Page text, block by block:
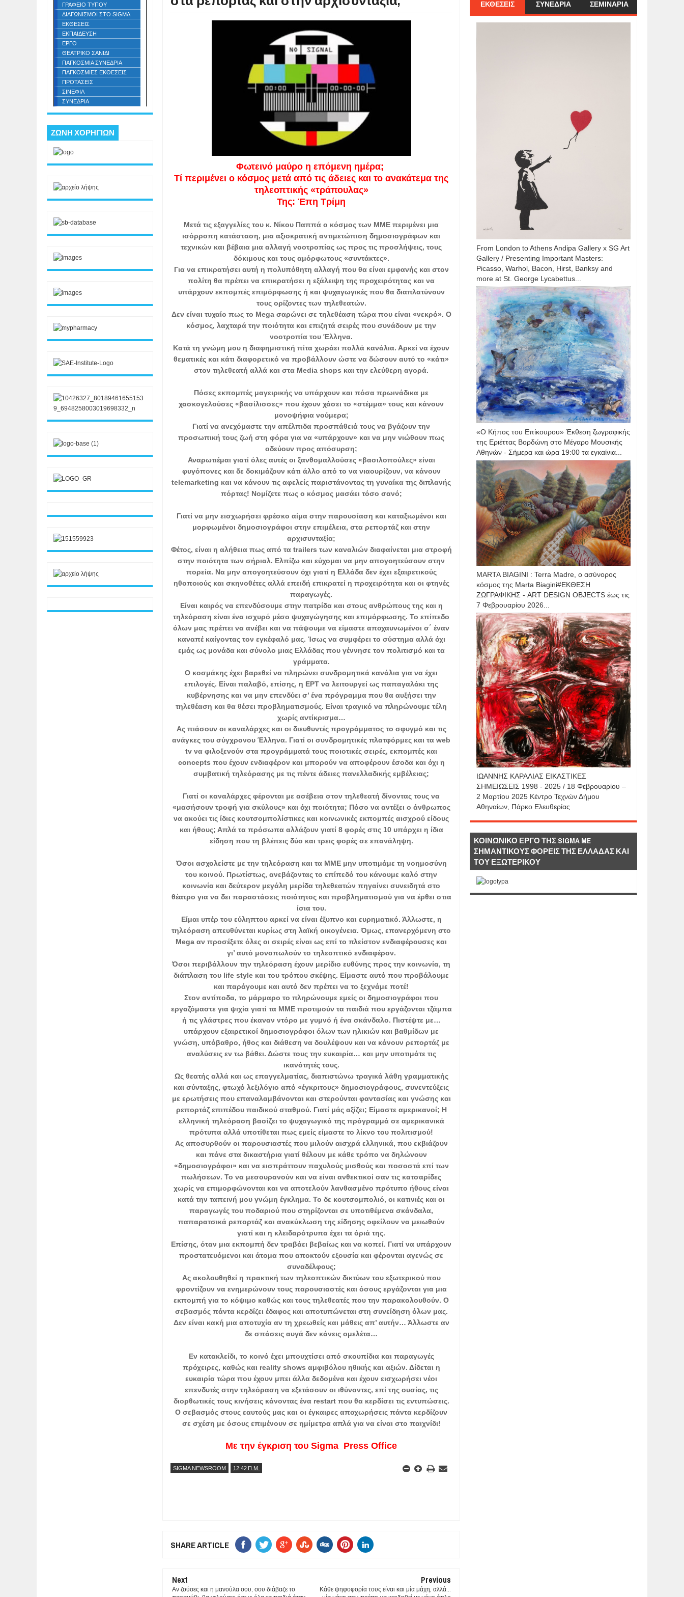
Φωτεινό μαύρο η επόμενη ημέρα;
Τί περιμένει ο κόσμος μετά από τις άδειες και το ανακάτεμα της
τηλεοπτικής «τράπουλας»
Της: Έπη Τρίμη
Μετά τις εξαγγελίες του κ. Νίκου Παππά ο κόσμος των ΜΜΕ περιμένει μια
ισόρροπη κατάσταση, μια αξιοκρατική αντιμετώπιση δημοσιογράφων και
τεχνικών και βέβαια μια αλλαγή νοοτροπίας ως προς τις προσλήψεις, τους
δόκιμους και τους αμόρφωτους «συντάκτες».
Για να επικρατήσει αυτή η πολυπόθητη αλλαγή που θα είναι εμφανής και στον
πολίτη θα πρέπει να επικρατήσει η εξάλειψη της προχειρότητας και να
υπάρχουν εκπομπές επιμόρφωσης ή και ψυχαγωγικές που θα διαπλατύνουν
τους ορίζοντες των τηλεθεατών.
Δεν είναι τυχαίο πως το Mega σαρώνει σε τηλεθέαση τώρα που είναι «νεκρό». Ο
κόσμος, λαχταρά την ποιότητα και επιζητά σειρές που συνάδουν με την
νοοτροπία του Έλληνα.
Κατά τη γνώμη μου η διαφημιστική πίτα χωράει πολλά κανάλια. Αρκεί να έχουν
θεματικές και κάτι διαφορετικό να προβάλλουν ώστε να δώσουν αυτό το «κάτι»
στον τηλεθεατή αλλά και στα Media shops και την ελεύθερη αγορά.
Πόσες εκπομπές μαγειρικής να υπάρχουν και πόσα πρωινάδικα με
χασκογελούσες «βασίλισσες» που έχουν χάσει το «στέμμα» τους και κάνουν
μονοψήφια νούμερα;
Γιατί να ανεχόμαστε την απέλπιδα προσπάθειά τους να βγάζουν την
προσωπική τους ζωή στη φόρα για να «υπάρχουν» και να μην νιώθουν πως
οδεύουν προς απόσυρση;
Αναρωτιέμαι γιατί όλες αυτές οι ξανθομαλλούσες «βασιλοπούλες» είναι
φυγόπονες και δε δοκιμάζουν κάτι άλλο από το να νιαουρίζουν, να κάνουν
telemarketing και να κάνουν τις αφελείς παριστάνοντας τη γυναίκα της διπλανής
πόρτας! Νομίζετε πως ο κόσμος μασάει τόσο σανό;
Γιατί να μην εισχωρήσει φρέσκο αίμα στην παρουσίαση και καταξιωμένοι και
μορφωμένοι δημοσιογράφοι στην επιμέλεια, στα ρεπορτάζ και στην
αρχισυνταξία;
Φέτος, είναι η αλήθεια πως από τα trailers των καναλιών διαφαίνεται μια στροφή
στην ποιότητα των σήριαλ. Ελπίζω και εύχομαι να μην απογοητεύσουν στην
πορεία. Να μην απογοητεύσουν όχι γιατί η Ελλάδα δεν έχει εξαιρετικούς
ηθοποιούς και σκηνοθέτες αλλά επειδή επικρατεί η προχειρότητα και οι φτηνές
παραγωγές.
Είναι καιρός να επενδύσουμε στην πατρίδα και στους ανθρώπους της και η
τηλεόραση είναι ένα ισχυρό μέσο ψυχαγώγησης και επιμόρφωσης. Το επίπεδο
όλων μας πρέπει να ανέβει και να πάψουμε να είμαστε αποχαυνωμένοι σ΄ έναν
καναπέ καίγοντας τον εγκέφαλό μας. Ίσως να συμφέρει το σύστημα αλλά όχι
εμάς ως μονάδα και σύνολο μιας Ελλάδας που γέννησε τον πολιτισμό και τα
γράμματα.
Ο κοσμάκης έχει βαρεθεί να πληρώνει συνδρομητικά κανάλια για να έχει
επιλογές. Είναι παλαβό, επίσης, η ΕΡΤ να λειτουργεί ως παπαγαλάκι της
κυβέρνησης και να μην επενδύει σ’ ένα πρόγραμμα που θα αυξήσει την
τηλεθέαση και θα θέσει προβληματισμούς. Είναι τραγικό να πληρώνουμε τέλη
χωρίς αντίκρισμα…
Ας πιάσουν οι καναλάρχες και οι διευθυντές προγράμματος το σφυγμό και τις
ανάγκες του σύγχρονου Έλληνα. Γιατί οι συνδρομητικές πλατφόρμες και τα web
tv να φιλοξενούν στα προγράμματά τους ποιοτικές σειρές, εκπομπές και
concepts που έχουν ενδιαφέρον και μπορούν να αποφέρουν έσοδα και όχι η
συμβατική τηλεόρασης με τις πέντε άδειες πανελλαδικής εμβέλειας;
Γιατί οι καναλάρχες φέρονται με ασέβεια στον τηλεθεατή δίνοντας τους να
«μασήσουν τροφή για σκύλους» και όχι ποιότητα; Πόσο να αντέξει ο άνθρωπος
να ακούει τις ίδιες κουτσομπολίστικες και κοινωνικές εκπομπές αισχρού είδους
και ήθους; Απλά τα πρόσωπα αλλάζουν γιατί 8 φορές στις 10 υπάρχει η ίδια
είδηση που τη βλέπεις δύο και τρεις φορές σε επανάληψη.
Όσοι ασχολείστε με την τηλεόραση και τα ΜΜΕ μην υποτιμάμε τη νοημοσύνη
του κοινού. Πρωτίστως, ανεβάζοντας το επίπεδό του κάνουμε καλό στην
κοινωνία και δεύτερον μεγάλη μερίδα τηλεθεατών πηγαίνει συνειδητά στο
θέατρο για να δει παραστάσεις ποιότητος και προβληματισμού για να έρθει στια
ίσια του.
Είμαι υπέρ του εύληπτου αρκεί να είναι έξυπνο και ευρηματικό. Άλλωστε, η
τηλεόραση απευθύνεται κυρίως στη λαϊκή οικογένεια. Όμως, επανερχόμενη στο
Mega αν προσέξετε όλες οι σειρές είναι ως επί το πλείστον ενδιαφέρουσες και
γι’ αυτό μονοπωλούν το τηλεοπτικό ενδιαφέρον.
Όσοι περιβάλλουν την τηλεόραση έχουν μερίδιο ευθύνης προς την κοινωνία, τη
διάπλαση του life style και του τρόπου σκέψης. Είμαστε αυτό που προβάλουμε
και παράγουμε και αυτό δεν πρέπει να το ξεχνάμε ποτέ!
Στον αντίποδα, το μάρμαρο το πληρώνουμε εμείς οι δημοσιογράφοι που
εργαζόμαστε για ψιχία γιατί τα ΜΜΕ προτιμούν τα παιδιά που εργάζονται τζάμπα
ή τις γλάστρες που έκαναν ντόρο με γυμνό ή ένα σκάνδαλο. Πιστέψτε με…
υπάρχουν εξαιρετικοί δημοσιογράφοι όλων των ηλικιών και βαθμίδων με
γνώση, υπόβαθρο, ήθος και διάθεση να δουλέψουν και να κάνουν ρεπορτάζ με
αναλύσεις εν τω βάθει. Δώστε τους την ευκαιρία… και μην υποτιμάτε τις
ικανότητές τους.
Ως θεατής αλλά και ως επαγγελματίας, διαπιστώνω τραγικά λάθη γραμματικής
και σύνταξης, φτωχό λεξιλόγιο από «έγκριτους» δημοσιογράφους, συνεντεύξεις
με ερωτήσεις που επαναλαμβάνονται και στερούνται φαντασίας και γνώσης και
ρεπορτάζ επιπέδου παιδικού σταθμού. Γιατί μάς αξίζει; Είμαστε αμερικανοί; Η
ελληνική τηλεόραση βασίζει το ψυχαγωγικό της πρόγραμμά σε αμερικανικά
πρότυπα αλλά υποτίθεται πως εμείς είμαστε το λίκνο του πολιτισμού!
Ας αποσυρθούν οι παρουσιαστές που μιλούν αισχρά ελληνικά, που εκβιάζουν
και πάνε στα δικαστήρια γιατί θέλουν με κάθε τρόπο να δηλώνουν
«δημοσιογράφοι» και να εισπράττουν παχυλούς μισθούς και ποσοστά επί των
πωλήσεων. Το να μεσουρανούν και να είναι ανθεκτικοί σαν τις κατσαρίδες
χωρίς να επιμορφώνονται και να αποτελούν λανθασμένο πρότυπο ήθους είναι
κατά την ταπεινή μου γνώμη έγκλημα. Το δε κουτσομπολιό, οι κατινιές και οι
παραγωγές του ποδαριού που στηρίζονται σε υποτιθέμενα σκάνδαλα,
παπαρατσικά ρεπορτάζ και ανακύκλωση της είδησης οφείλουν να μειωθούν
γιατί και η κλειδαρότρυπα έχει τα όριά της.
Επίσης, όταν μια εκπομπή δεν τραβάει βεβαίως και να κοπεί. Γιατί να υπάρχουν
προστατευόμενοι και άτομα που αποκτούν εξουσία και φέρονται αγενώς σε
συναδέλφους;
Ας ακολουθηθεί η πρακτική των τηλεοπτικών δικτύων του εξωτερικού που
φροντίζουν να ενημερώνουν τους παρουσιαστές και όσους εργάζονται για μια
εκπομπή για το κόψιμο καθώς και τους τηλεθεατές που την παρακολουθούν. Ο
σεβασμός πάντα κερδίζει έδαφος και αποτυπώνεται στη συνείδηση όλων μας.
Δεν είναι κακή μια αποτυχία αν τη χρεωθείς και μάθεις απ’ αυτήν… Άλλωστε αν
δε σπάσεις αυγά δεν κάνεις ομελέτα…
Εν κατακλείδι, το κοινό έχει μπουχτίσει από σκουπίδια και παραγωγές
πρόχειρες, καθώς και reality shows αμφιβόλου ηθικής και αξιών. Δίδεται η
ευκαιρία τώρα που έχουν μπει άλλα δεδομένα και έχουν εισχωρήσει νέοι
επενδυτές στην τηλεόραση να εξετάσουν οι ιθύνοντες, επί της ουσίας, τις
διορθωτικές τους κινήσεις κάνοντας ένα restart που θα κερδίσει τις εντυπώσεις.
Ο σεβασμός στους εαυτούς μας και οι έγκαιρες αποχωρήσεις πάντα κερδίζουν
σε σχέση με όσους επιμένουν σε ημίμετρα απλά για να είναι στο παιχνίδι!
Με την έγκριση του Sigma Press Office
SIGMA NEWSROOM 12:42 Π.Μ.
SHARE ARTICLE
Next
Αν ζούσες και η μανούλα σου, σου διάβαζε το
Previous
Κάθε ψηφοφορία τους είναι και μία μάχη, αλλά…
ΓΡΑΦΕΙΟ ΤΥΠΟΥ
ΔΙΑΓΩΝΙΣΜΟΙ ΣΤΟ SIGMA
ΕΚΘΕΣΕΙΣ
ΕΚΠΑΙΔΕΥΣΗ
ΕΡΓΟ
ΘΕΑΤΡΙΚΟ ΣΑΝΙΔΙ
ΠΑΓΚΟΣΜΙΑ ΣΥΝΕΔΡΙΑ
ΠΑΓΚΟΣΜΙΕΣ ΕΚΘΕΣΕΙΣ
ΠΡΟΤΑΣΕΙΣ
ΣΙΝΕΦΙΛ
ΣΥΝΕΔΡΙΑ
ΖΩΝΗ ΧΟΡΗΓΙΩΝ
ΕΚΘΕΣΕΙΣ ΣΥΝΕΔΡΙΑ ΣΕΜΙΝΑΡΙΑ
From London to Athens Andipa Gallery x SG Art
Gallery / Presenting Important Masters:
Picasso, Warhol, Bacon, Hirst, Banksy and
more at St. George Lycabettus...
«Ο Κήπος του Επίκουρου» Έκθεση ζωγραφικής
της Εριέττας Βορδώνη στο Μέγαρο Μουσικής
Αθηνών - Σήμερα και ώρα 19:00 τα εγκαίνια...
MARTA BIAGINI : Terra Madre, ο ασύνορος
κόσμος της Marta Biagini#ΕΚΘΕΣΗ
ΖΩΓΡΑΦΙΚΗΣ - ART DESIGN OBJECTS έως τις
7 Φεβρουαρίου 2026...
IΩΑΝΝΗΣ KAΡΑΛΙΑΣ ΕΙΚΑΣΤΙΚΕΣ
ΣΗΜΕΙΩΣΕΙΣ 1998 - 2025 / 18 Φεβρουαρίου –
2 Μαρτίου 2025 Κέντρο Τεχνών Δήμου
Αθηναίων, Πάρκο Ελευθερίας
ΚΟΙΝΩΝΙΚΟ ΕΡΓΟ ΤΗΣ SIGMA ME
ΣΗΜΑΝΤΙΚΟΥΣ ΦΟΡΕΙΣ ΤΗΣ ΕΛΛΑΔΑΣ ΚΑΙ
ΤΟΥ ΕΞΩΤΕΡΙΚΟΥ